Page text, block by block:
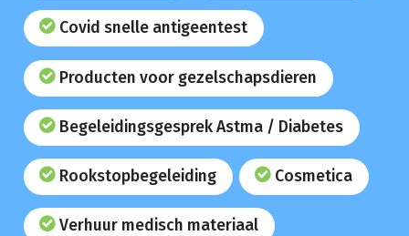
Covid snelle antigeentest
Producten voor gezelschapsdieren
Begeleidingsgesprek Astma / Diabetes
Rookstopbegeleiding Cosmetica
Verhuur medisch materiaal